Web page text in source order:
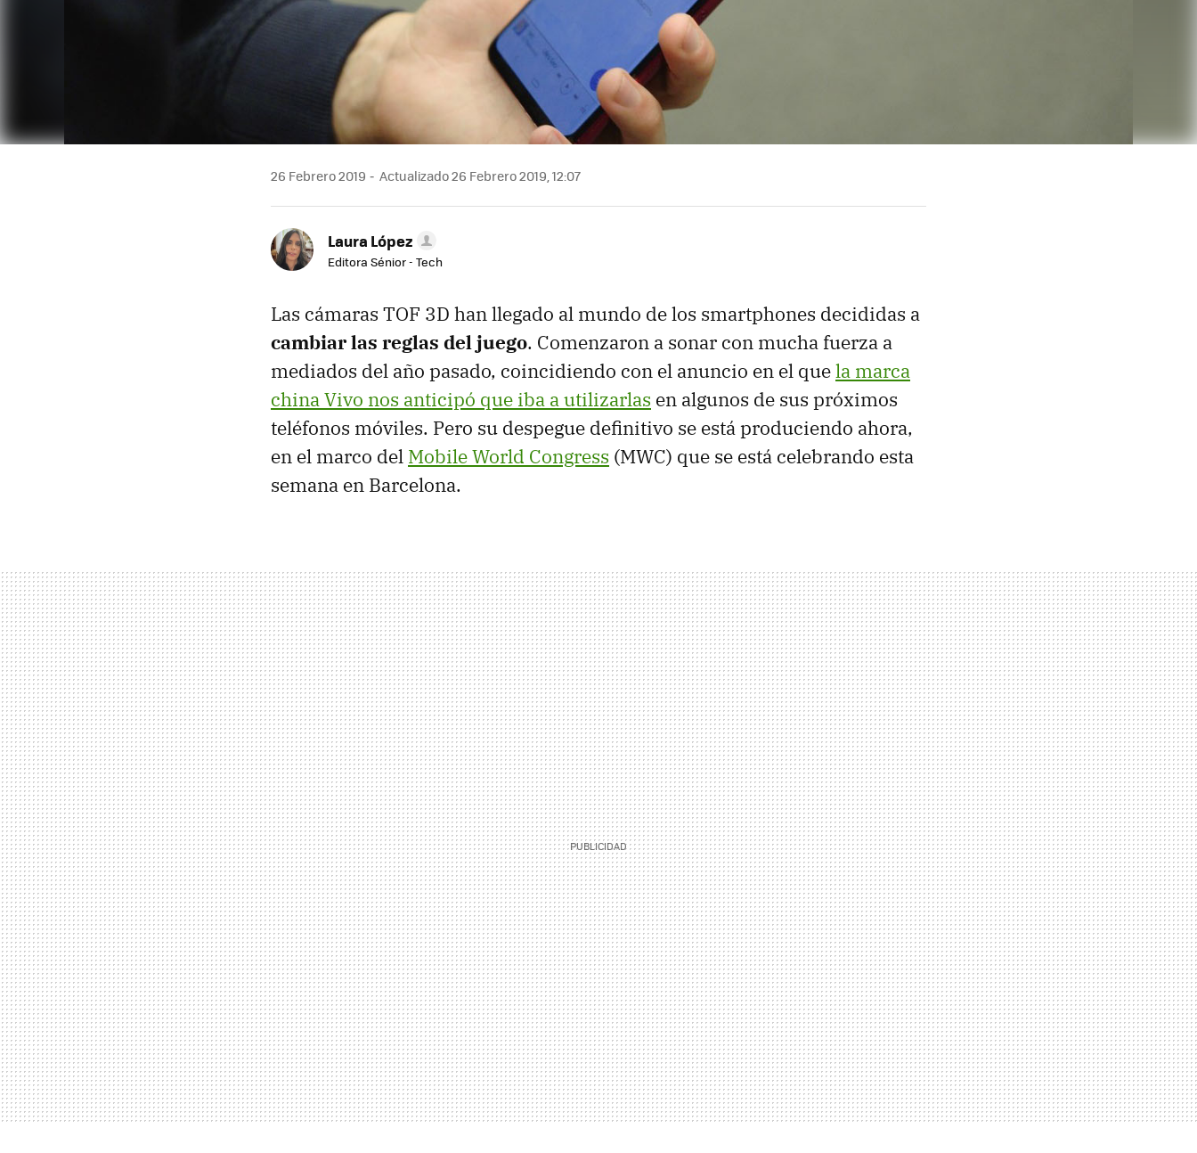
26 Febrero 2019 Actualizado 26 Febrero 2019, 12:07
Laura López
Editora Sénior - Tech
Las cámaras TOF 3D han llegado al mundo de los smartphones decididas a
cambiar las reglas del juego. Comenzaron a sonar con mucha fuerza a
mediados del año pasado, coincidiendo con el anuncio en el quela marca
china Vivo nos anticipó que iba a utilizarlas en algunos de sus próximos
teléfonos móviles. Pero su despegue definitivo se está produciendo ahora,
en el marco del Mobile World Congress (MWC) que se está celebrando esta
semana en Barcelona.